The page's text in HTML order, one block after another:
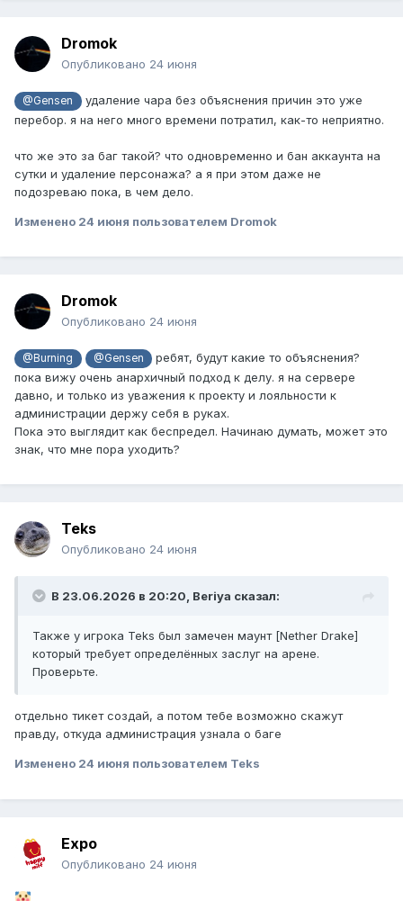
Dromok
Опубликовано 24 июня
@Gensen
удаление чара без объяснения причин это уже
перебор. я на него много времени потратил, как-то неприятно.
что же это за баг такой? что одновременно и бан аккаунта на
сутки и удаление персонажа? а я при этом даже не
подозреваю пока, в чем дело.
Изменено 24 июня пользователем Dromok
Dromok
Опубликовано 24 июня
@Burning @Gensen
ребят, будут какие то объяснения?
пока вижу очень анархичный подход к делу. я на сервере
давно, и только из уважения к проекту и лояльности к
администрации держу себя в руках.
Пока это выглядит как беспредел. Начинаю думать, может это
знак, что мне пора уходить?
Teks
Опубликовано 24 июня
В 23.06.2026 в 20:20, Beriya сказал:
Также у игрока Teks был замечен маунт [Nether Drake]
который требует определённых заслуг на арене.
Проверьте.
отдельно тикет создай, а потом тебе возможно скажут
правду, откуда администрация узнала о баге
Изменено 24 июня пользователем Teks
Expo
Опубликовано 24 июня